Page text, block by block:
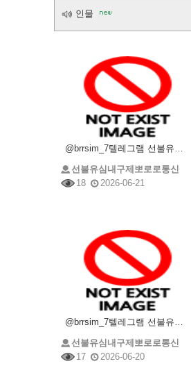
인물
@brrsim_7텔레그램 선불유심내구제 급전 뽀로로통신 선불유심매입 뽀로로통신 선불유심현금화하는업체
선불유심내구제뽀로로통신
18
2026-06-21
@brrsim_7텔레그램 선불유심매입 선불유심내구제 뽀로로통신 선불유심현금화하는업체 프리랜서소액급전
선불유심내구제뽀로로통신
17
2026-06-20